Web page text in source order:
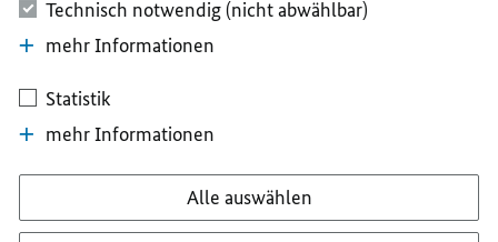
Technisch notwendig (nicht abwählbar)
mehr Informationen
Statistik
mehr Informationen
Alle auswählen